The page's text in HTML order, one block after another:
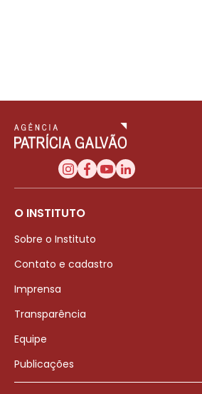
O INSTITUTO
Sobre o Instituto
Contato e cadastro
Imprensa
Transparência
Equipe
Publicações